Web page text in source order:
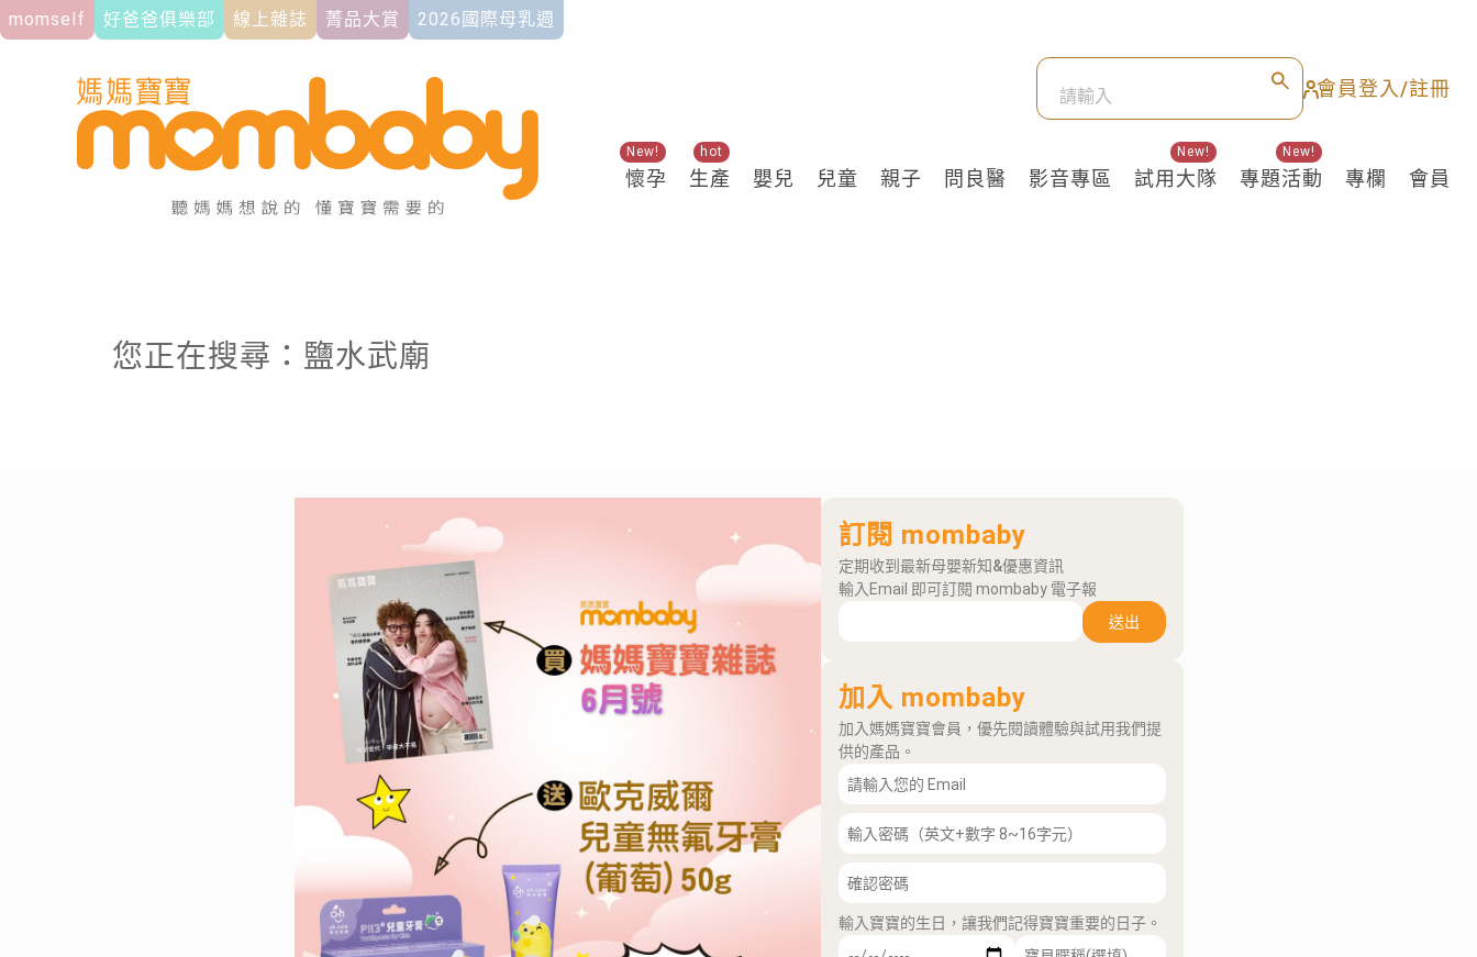
momself 好爸爸俱樂部 線上雜誌 菁品大賞 2026國際母乳週
會員登入/註冊
懷孕
New!
生產
hot
嬰兒 兒童 親子 問良醫 影音專區 試用大隊
New!
專題活動
New!
專欄 會員
關鍵熱搜
您正在搜尋：鹽水武廟
訂閱 mombaby
定期收到最新母嬰新知&優惠資訊
輸入Email 即可訂閱 mombaby 電子報
送出
加入 mombaby
加入媽媽寶寶會員，優先閱讀體驗與試用我們提
供的產品。
輸入寶寶的生日，讓我們記得寶寶重要的日子。